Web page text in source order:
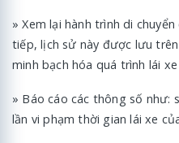
» Xem lại hành trình di
tiếp, lịch sử này được lưu
minh bạch hóa quá trình lái
» Báo cáo các thông số như:
lần vi phạm thời gian lái xe